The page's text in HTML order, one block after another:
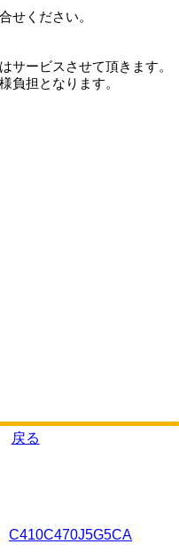
せください。
サービスさせて頂きます。
負担となります。
戻る
C410C470J5G5CA